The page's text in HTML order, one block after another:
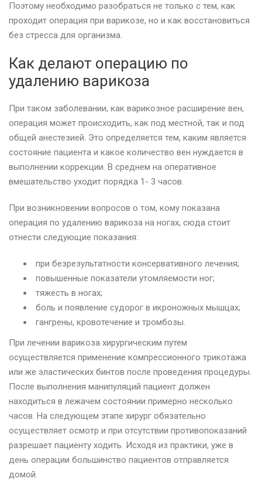
Поэтому необходимо разобраться не только с тем, как
проходит операция при варикозе, но и как восстановиться
без стресса для организма.
Как делают операцию по
удалению варикоза
При таком заболевании, как варикозное расширение вен,
операция может происходить, как под местной, так и под
общей анестезией. Это определяется тем, каким является
состояние пациента и какое количество вен нуждается в
выполнении коррекции. В среднем на оперативное
вмешательство уходит порядка 1- 3 часов.
При возникновении вопросов о том, кому показана
операция по удалению варикоза на ногах, сюда стоит
отнести следующие показания:
при безрезультатности консервативного лечения;
повышенные показатели утомляемости ног;
тяжесть в ногах;
боль и появление судорог в икроножных мышцах;
гангрены, кровотечение и тромбозы.
При лечении варикоза хирургическим путем
осуществляется применение компрессионного трикотажа
или же эластических бинтов после проведения процедуры.
После выполнения манипуляций пациент должен
находиться в лежачем состоянии примерно несколько
часов. На следующем этапе хирург обязательно
осуществляет осмотр и при отсутствии противопоказаний
разрешает пациенту ходить. Исходя из практики, уже в
день операции большинство пациентов отправляется
домой.